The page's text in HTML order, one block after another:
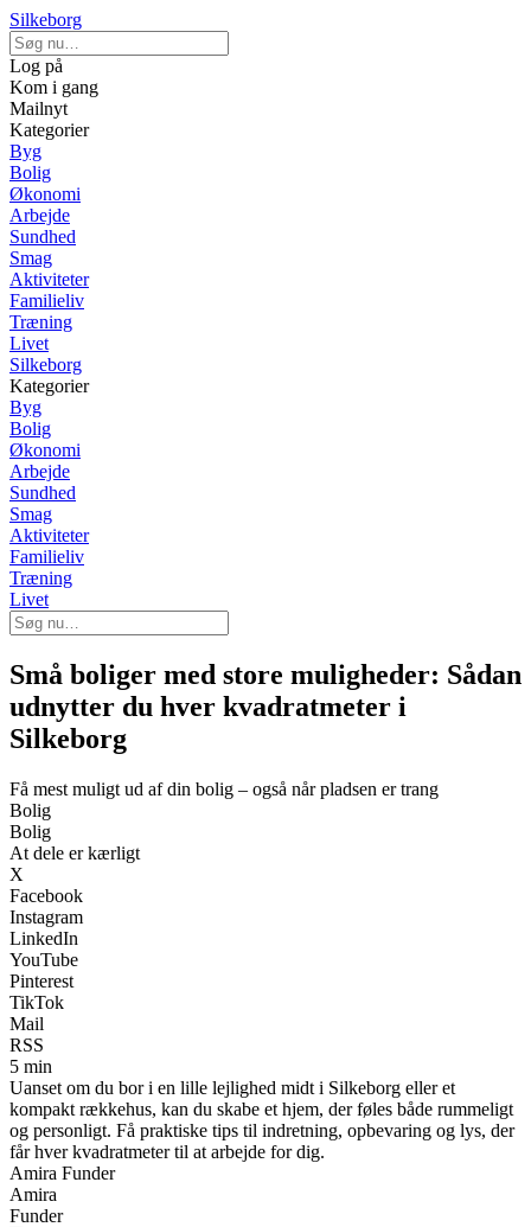
Silkeborg
Log på
Kom i gang
Mailnyt
Kategorier
Byg
Bolig
Økonomi
Arbejde
Sundhed
Smag
Aktiviteter
Familieliv
Træning
Livet
Silkeborg
Kategorier
Byg
Bolig
Økonomi
Arbejde
Sundhed
Smag
Aktiviteter
Familieliv
Træning
Livet
Små boliger med store muligheder: Sådan
udnytter du hver kvadratmeter i
Silkeborg
Få mest muligt ud af din bolig – også når pladsen er trang
Bolig
Bolig
At dele er kærligt
X
Facebook
Instagram
LinkedIn
YouTube
Pinterest
TikTok
Mail
RSS
5 min
Uanset om du bor i en lille lejlighed midt i Silkeborg eller et
kompakt rækkehus, kan du skabe et hjem, der føles både rummeligt
og personligt. Få praktiske tips til indretning, opbevaring og lys, der
får hver kvadratmeter til at arbejde for dig.
Amira Funder
Amira
Funder